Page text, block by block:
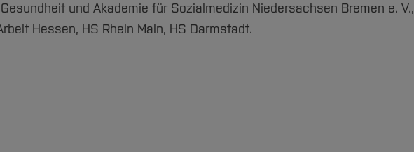
und Akademie für Sozialmedizin Niedersachsen Bremen e. V.,
Hessen, HS Rhein Main, HS Darmstadt.